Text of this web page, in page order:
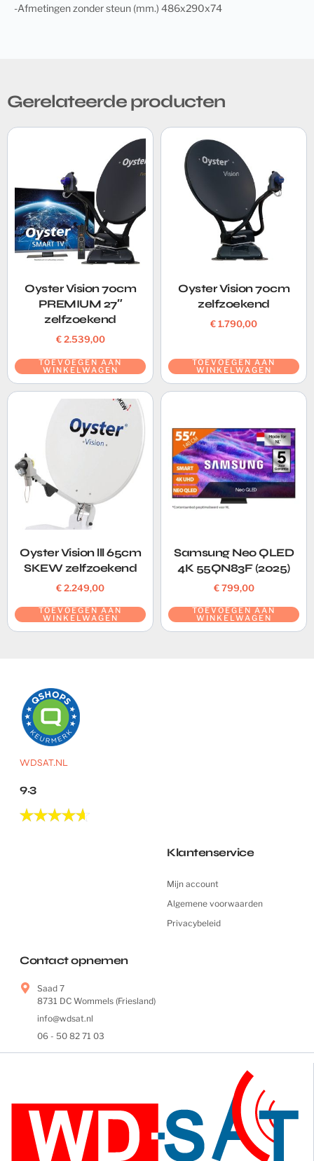
-Afmetingen zonder steun (mm.) 486x290x74
Gerelateerde producten
Oyster Vision 70cm
PREMIUM 27″
zelfzoekend
€2.539,00
TOEVOEGEN AAN
WINKELWAGEN
Oyster Vision 70cm
zelfzoekend
€1.790,00
TOEVOEGEN AAN
WINKELWAGEN
Oyster Vision lll 65cm
SKEW zelfzoekend
€2.249,00
TOEVOEGEN AAN
WINKELWAGEN
Samsung Neo QLED
4K 55QN83F (2025)
€799,00
TOEVOEGEN AAN
WINKELWAGEN
WDSAT.NL
9.3
Klantenservice
Mijn account
Algemene voorwaarden
Privacybeleid
Contact opnemen
Saad 7
8731 DC Wommels (Friesland)
info@wdsat.nl
06 - 50 82 71 03